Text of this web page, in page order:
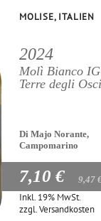
MOLISE, ITALIEN
2024
Molì Bianco
Terre degli Osci
Di Majo Norante,
Campomarino
7,10 € 9,47
Inkl. 19% MwSt.
zzgl.Versandkosten